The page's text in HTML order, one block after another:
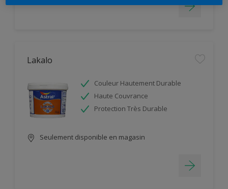
Lakalo
Couleur Hautement Durable
Haute Couvrance
Protection Très Durable
Seulement disponible en magasin